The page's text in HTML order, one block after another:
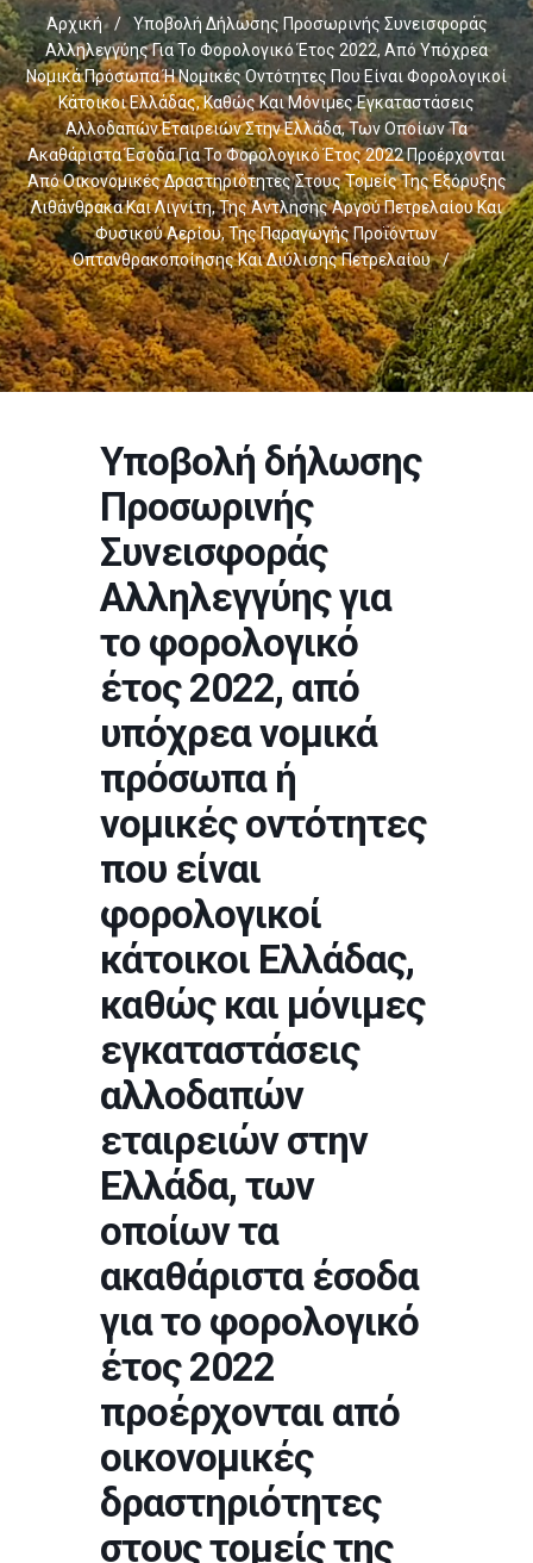
Αρχική /
Υποβολή Δήλωσης Προσωρινής Συνεισφοράς
Αλληλεγγύης Για Το Φορολογικό Έτος 2022, Από Υπόχρεα
Νομικά Πρόσωπα Ή Νομικές Οντότητες Που Είναι Φορολογικοί
Κάτοικοι Ελλάδας, Καθώς Και Μόνιμες Εγκαταστάσεις
Αλλοδαπών Εταιρειών Στην Ελλάδα, Των Οποίων Τα
Ακαθάριστα Έσοδα Για Το Φορολογικό Έτος 2022 Προέρχονται
Από Οικονομικές Δραστηριότητες Στους Τομείς Της Εξόρυξης
Λιθάνθρακα Και Λιγνίτη, Της Άντλησης Αργού Πετρελαίου Και
Φυσικού Αερίου, Της Παραγωγής Προϊόντων
Οπτανθρακοποίησης Και Διύλισης Πετρελαίου
/
Υποβολή δήλωσης
Προσωρινής
Συνεισφοράς
Αλληλεγγύης για
το φορολογικό
έτος 2022, από
υπόχρεα νομικά
πρόσωπα ή
νομικές οντότητες
που είναι
φορολογικοί
κάτοικοι Ελλάδας,
καθώς και μόνιμες
εγκαταστάσεις
αλλοδαπών
εταιρειών στην
Ελλάδα, των
οποίων τα
ακαθάριστα έσοδα
για το φορολογικό
έτος 2022
προέρχονται από
οικονομικές
δραστηριότητες
στους τομείς της